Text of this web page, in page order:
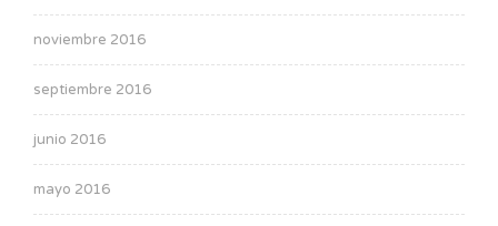
noviembre 2016
septiembre 2016
junio 2016
mayo 2016